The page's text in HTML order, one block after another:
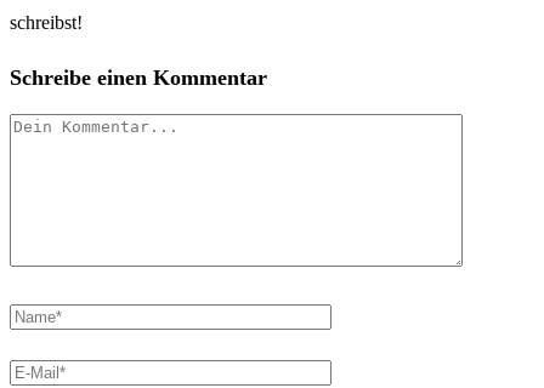
schreibst!
Schreibe einen Kommentar